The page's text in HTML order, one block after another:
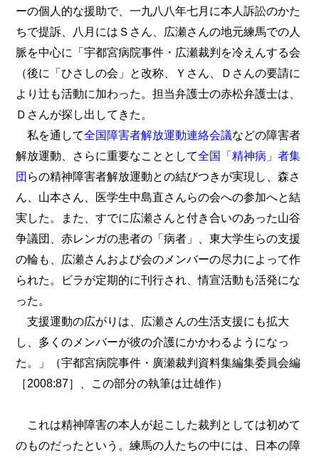
ーの個人的な援助で、一九八八年七月に本人訴訟のかた
ちで提訴、八月にはＳさん、広瀬さんの地元練馬での人
脈を中心に「宇都宮病院事件・広瀬裁判を冷えんする会
（後に「ひさしの会」と改称、Ｙさん、Ｄさんの要請に
より辻も活動に加わった。担当弁護士の赤松弁護士は、
Ｄさんが探し出してきた。
私を通して全国障害者解放運動連絡会議などの障害者
解放運動、さらに重要なこととして全国「精神病」者集
団らの精神障害者解放運動との結びつきが実現し、森さ
ん、山本さん、医学生中島直さんらの会への参加へと結
実した。また、すでに広瀬さんと付き合いのあった山谷
争議団、赤レンガの患者の「病者」、東大学生らの支援
の輪も、広瀬さんおよび会のメンバーの尽力によって作
られた。ビラが定期的に刊行され、情宣活動も活発にな
った。
支援運動の広がりは、広瀬さんの生活支援にも拡大
し、多くのメンバーが彼の介護にかかわるようになっ
た。」（宇都宮病院事件・廣瀬裁判資料集編集委員会編
［2008:87］、この部分の執筆は辻雄作）
これは精神障害の本人が起こした裁判としては初めて
のものだったという。練馬の人たちの中には、日本の障